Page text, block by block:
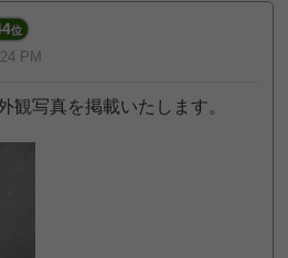
位
PM
観写真を掲載いたします。